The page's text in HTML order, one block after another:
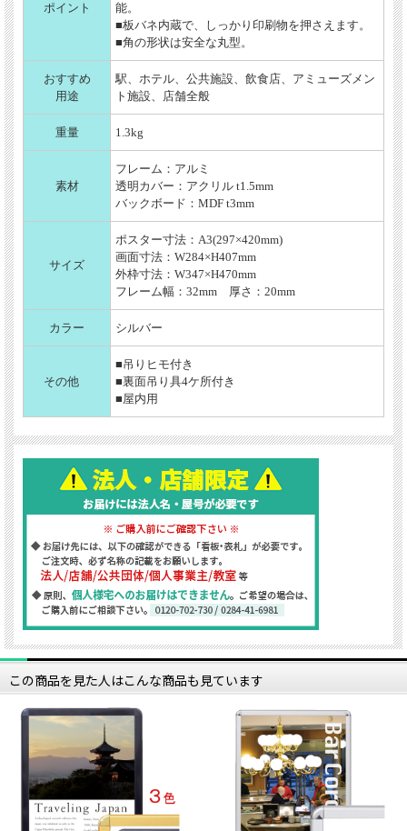
ポイント
能。
■板バネ内蔵で、しっかり印刷物を押さえます。
■角の形状は安全な丸型。
おすすめ
用途
駅、ホテル、公共施設、飲食店、アミューズメン
ト施設、店舗全般
重量 1.3kg
素材
フレーム：アルミ
透明カバー：アクリル t1.5mm
バックボード：MDF t3mm
サイズ
ポスター寸法：A3(297×420mm)
画面寸法：W284×H407mm
外枠寸法：W347×H470mm
フレーム幅：32mm 厚さ：20mm
カラー シルバー
その他
■吊りヒモ付き
■裏面吊り具4ケ所付き
■屋内用
この商品を見た人はこんな商品も見ています